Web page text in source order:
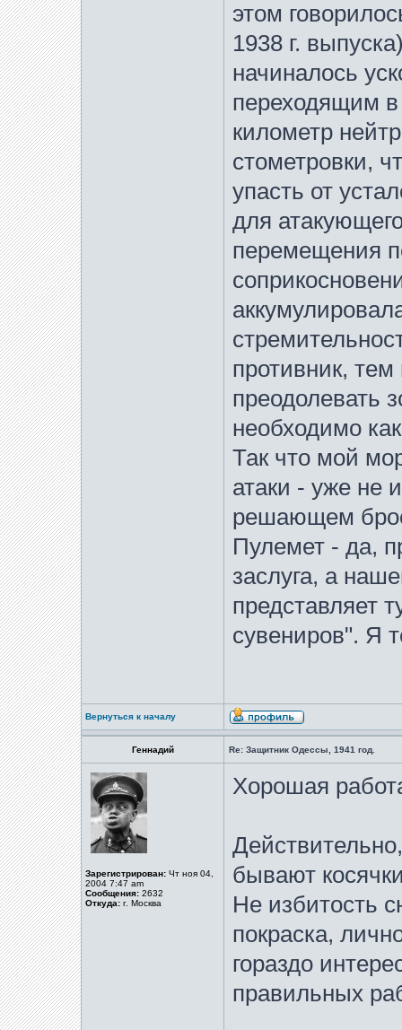
этом
1938 г.
начиналось
переходящим в
километр
стометровки,
упасть от
для
перемещения
противник,
преодолевать
необходимо
Так что мой
атаки - уже не
решающем
Пулемет - да,
заслуга, а
представляет
сувениров". Я
Вернуться к началу
Геннадий Re: Защитник Одессы, 1941 год.
Зарегистрирован: Чт ноя 04,
2004 7:47 am
Сообщения: 2632
Откуда: г. Москва
Хорошая
бывают
Не избитость
покраска,
гораздо
правильных